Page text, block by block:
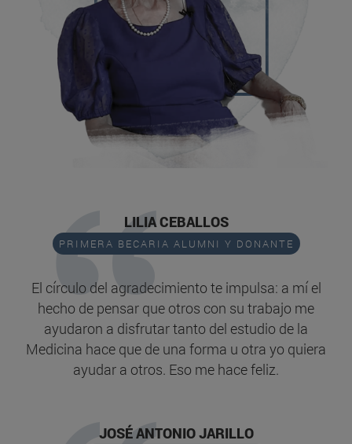
LILIA CEBALLOS
PRIMERA BECARIA ALUMNI Y DONANTE
El círculo del agradecimiento te impulsa: a mí el
hecho de pensar que otros con su trabajo me
ayudaron a disfrutar tanto del estudio de la
Medicina hace que de una forma u otra yo quiera
ayudar a otros. Eso me hace feliz.
JOSÉ ANTONIO JARILLO